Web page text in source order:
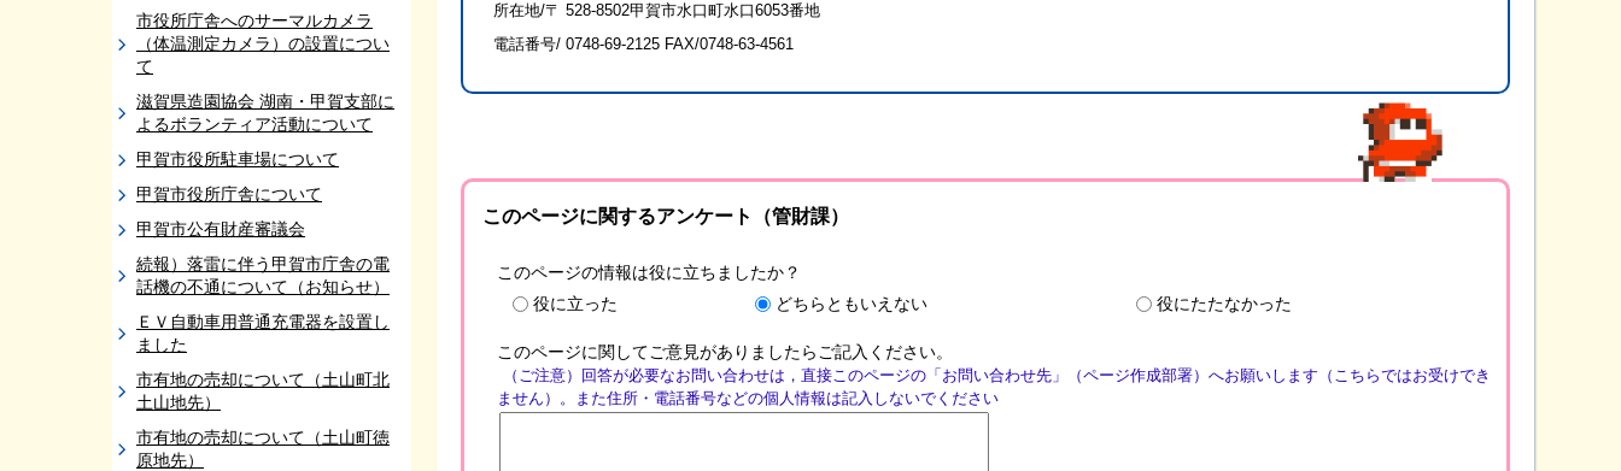
市役所庁舎へのサーマルカメラ
（体温測定カメラ）の設置につい
て
滋賀県造園協会 湖南・甲賀支部に
よるボランティア活動について
甲賀市役所駐車場について
甲賀市役所庁舎について
甲賀市公有財産審議会
続報）落雷に伴う甲賀市庁舎の電
話機の不通について（お知らせ）
ＥＶ自動車用普通充電器を設置し
ました
市有地の売却について（土山町北
土山地先）
市有地の売却について（土山町徳
原地先）
所在地/〒 528-8502甲賀市水口町水口6053番地
電話番号/ 0748-69-2125 FAX/0748-63-4561
このページに関するアンケート（管財課）
このページの情報は役に立ちましたか？
役に立った
どちらともいえない 役にたたなかった
このページに関してご意見がありましたらご記入ください。
（ご注意）回答が必要なお問い合わせは，直接このページの「お問い合わせ先」（ページ作成部署）へお願いします（こちらではお受けでき
ません）。また住所・電話番号などの個人情報は記入しないでください